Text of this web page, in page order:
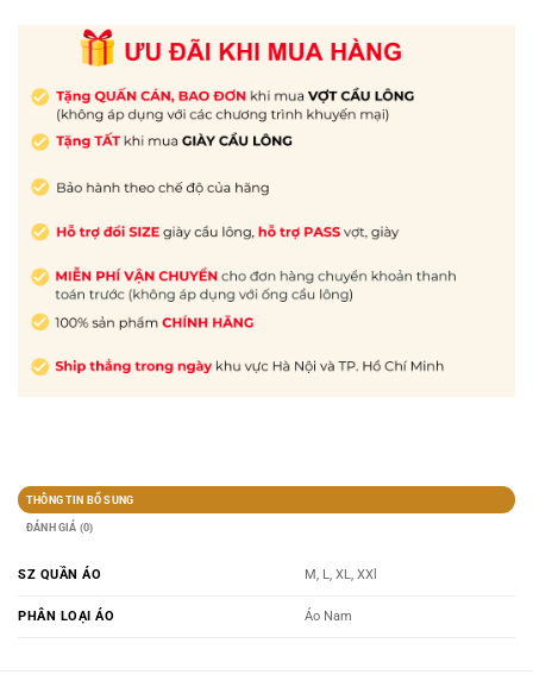
THÔNG TIN BỔ SUNG
ĐÁNH GIÁ (0)
SZ QUẦN ÁO M, L, XL, XXl
PHÂN LOẠI ÁO Áo Nam